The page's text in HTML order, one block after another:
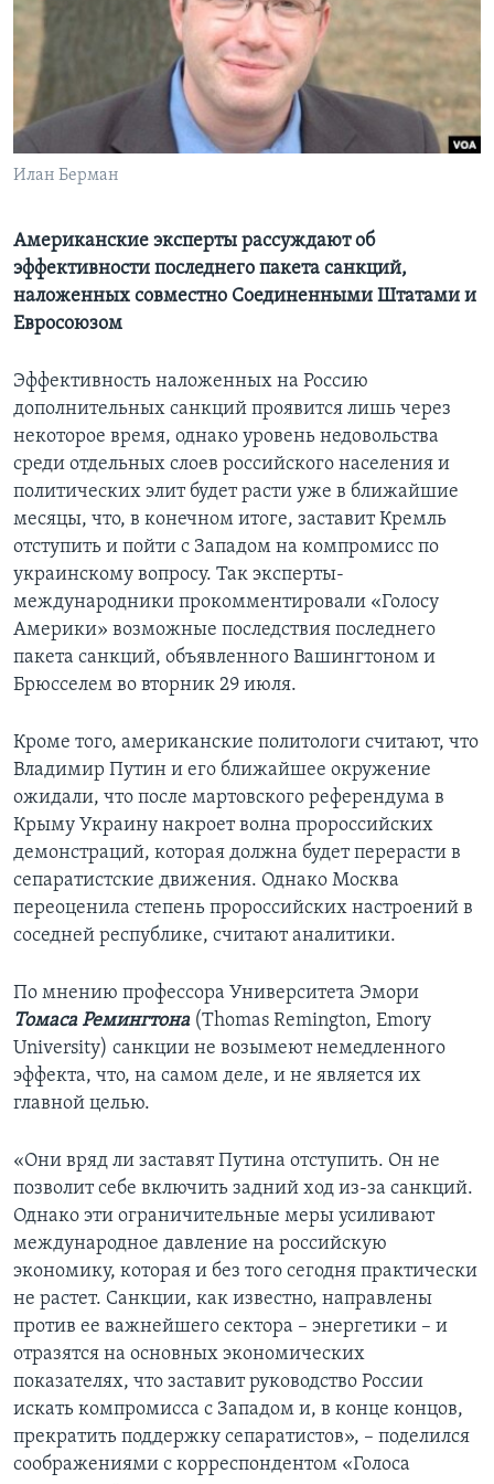
СОЦИАЛЬНЫЕ СЕТИ
Илан Берман
Американские эксперты рассуждают об
эффективности последнего пакета санкций,
наложенных совместно Соединенными Штатами и
Евросоюзом
Эффективность наложенных на Россию
дополнительных санкций проявится лишь через
некоторое время, однако уровень недовольства
среди отдельных слоев российского населения и
политических элит будет расти уже в ближайшие
месяцы, что, в конечном итоге, заставит Кремль
отступить и пойти с Западом на компромисс по
украинскому вопросу. Так эксперты-
международники прокомментировали «Голосу
Америки» возможные последствия последнего
пакета санкций, объявленного Вашингтоном и
Брюсселем во вторник 29 июля.
Кроме того, американские политологи считают, что
Владимир Путин и его ближайшее окружение
ожидали, что после мартовского референдума в
Крыму Украину накроет волна пророссийских
демонстраций, которая должна будет перерасти в
сепаратистские движения. Однако Москва
переоценила степень пророссийских настроений в
соседней республике, считают аналитики.
По мнению профессора Университета Эмори
Томаса Ремингтона(Thomas Remington, Emory
University) санкции не возымеют немедленного
эффекта, что, на самом деле, и не является их
главной целью.
«Они вряд ли заставят Путина отступить. Он не
позволит себе включить задний ход из-за санкций.
Однако эти ограничительные меры усиливают
международное давление на российскую
экономику, которая и без того сегодня практически
не растет. Санкции, как известно, направлены
против ее важнейшего сектора – энергетики – и
отразятся на основных экономических
показателях, что заставит руководство России
искать компромисса с Западом и, в конце концов,
прекратить поддержку сепаратистов», – поделился
соображениями с корреспондентом «Голоса